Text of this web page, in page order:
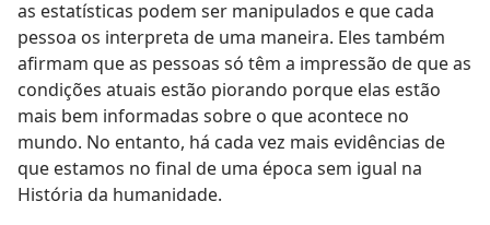
as estatísticas podem ser manipulados e que cada
pessoa os interpreta de uma maneira. Eles também
afirmam que as pessoas só têm a impressão de que as
condições atuais estão piorando porque elas estão
mais bem informadas sobre o que acontece no
mundo. No entanto, há cada vez mais evidências de
que estamos no final de uma época sem igual na
História da humanidade.